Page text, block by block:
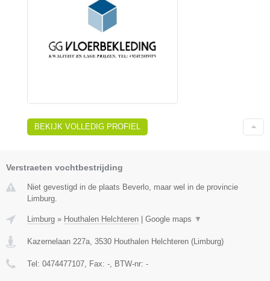
BEKIJK VOLLEDIG PROFIEL
Verstraeten vochtbestrijding
Niet gevestigd in de plaats Beverlo, maar wel in de provincie
Limburg.
Limburg » Houthalen Helchteren Google maps ▼
Kazernelaan 227a, 3530 Houthalen Helchteren (Limburg)
Tel: 0474477107, Fax: -, BTW-nr: -